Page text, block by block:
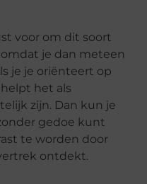
voor om dit soort
je dan meteen
je je oriënteert op
helpt het als
zijn. Dan kun je
gedoe kunt
te worden door
ontdekt.